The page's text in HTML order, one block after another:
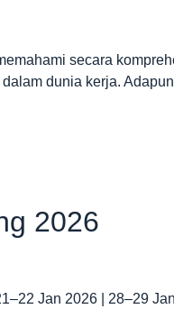
secara
dunia kerja.
2026
Jan 2026 | 28–29